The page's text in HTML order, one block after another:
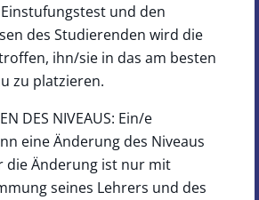
und den
des Studierenden wird die
ihn/sie in das am besten
zu platzieren.
DES NIVEAUS: Ein/e
eine Änderung des Niveaus
die Änderung ist nur mit
seines Lehrers und des